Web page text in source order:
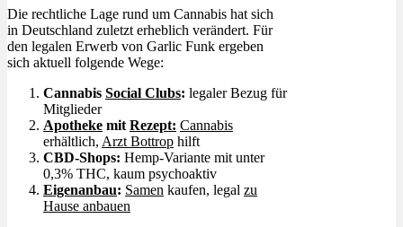
Die rechtliche Lage rund um Cannabis hat sich
in Deutschland zuletzt erheblich verändert. Für
den legalen Erwerb von Garlic Funk ergeben
sich aktuell folgende Wege:
Cannabis Social Clubs: legaler Bezug für
Mitglieder
Apotheke mit Rezept: Cannabis
erhältlich, Arzt Bottrop hilft
CBD-Shops: Hemp-Variante mit unter
0,3% THC, kaum psychoaktiv
Eigenanbau: Samen kaufen, legal zu
Hause anbauen